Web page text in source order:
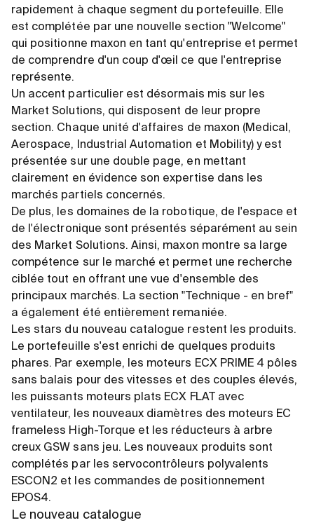
rapidement à chaque segment du portefeuille. Elle
est complétée par une nouvelle section "Welcome"
qui positionne maxon en tant qu'entreprise et permet
de comprendre d'un coup d'œil ce que l'entreprise
représente.
Un accent particulier est désormais mis sur les
Market Solutions, qui disposent de leur propre
section. Chaque unité d'affaires de maxon (Medical,
Aerospace, Industrial Automation et Mobility) y est
présentée sur une double page, en mettant
clairement en évidence son expertise dans les
marchés partiels concernés.
De plus, les domaines de la robotique, de l'espace et
de l'électronique sont présentés séparément au sein
des Market Solutions. Ainsi, maxon montre sa large
compétence sur le marché et permet une recherche
ciblée tout en offrant une vue d'ensemble des
principaux marchés. La section "Technique - en bref"
a également été entièrement remaniée.
Les stars du nouveau catalogue restent les produits.
Le portefeuille s'est enrichi de quelques produits
phares. Par exemple, les moteurs ECX PRIME 4 pôles
sans balais pour des vitesses et des couples élevés,
les puissants moteurs plats ECX FLAT avec
ventilateur, les nouveaux diamètres des moteurs EC
frameless High-Torque et les réducteurs à arbre
creux GSW sans jeu. Les nouveaux produits sont
complétés par les servocontrôleurs polyvalents
ESCON2 et les commandes de positionnement
EPOS4.
Le nouveau catalogue